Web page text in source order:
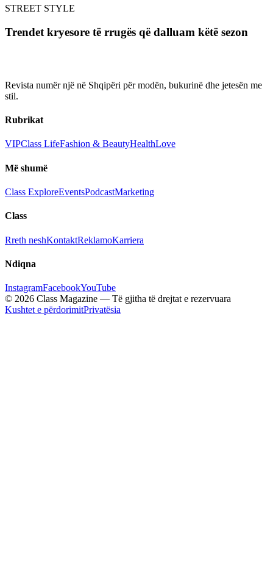
STREET STYLE
Trendet kryesore të rrugës që dalluam këtë sezon
Revista numër një në Shqipëri për modën, bukurinë dhe jetesën me
stil.
Rubrikat
VIPClass LifeFashion & BeautyHealthLove
Më shumë
Class ExploreEventsPodcastMarketing
Class
Rreth neshKontaktReklamoKarriera
Ndiqna
InstagramFacebookYouTube
© 2026 Class Magazine — Të gjitha të drejtat e rezervuara
Kushtet e përdorimitPrivatësia